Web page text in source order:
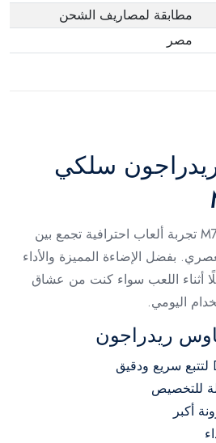
مطابقة لمصاريف الشحن
مصر
سلكي
يقدم ماوس ريدراجون M711 تجربة ألعاب احترافية تجمع بين
بفضل الإضاءة المميزة والأداء
أثناء اللعب سواء كنت من عشاق
اليومي.
ريدراجون
للتخصيص